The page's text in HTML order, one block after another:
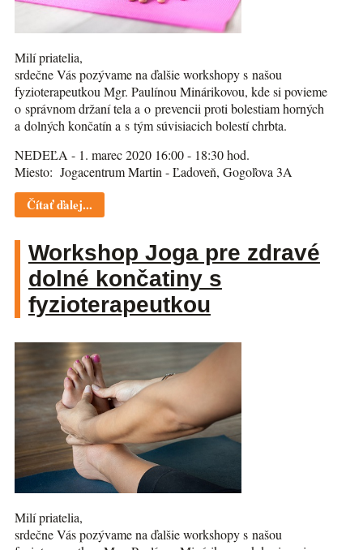
Milí priatelia,
srdečne Vás pozývame na ďalšie workshopy s našou
fyzioterapeutkou Mgr. Paulínou Minárikovou, kde si povieme
o správnom držaní tela a o prevencii proti bolestiam horných
a dolných končatín a s tým súvisiacich bolestí chrbta.
NEDEĽA - 1. marec 2020 16:00 - 18:30 hod.
Miesto: Jogacentrum Martin - Ľadoveň, Gogoľova 3A
Čítať ďalej...
Workshop Joga pre zdravé
dolné končatiny s
fyzioterapeutkou
Milí priatelia,
srdečne Vás pozývame na ďalšie workshopy s našou